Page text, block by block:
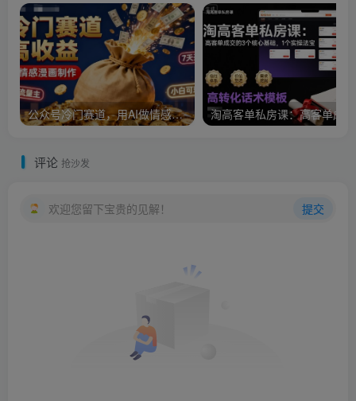
公众号冷门赛道，用AI做情感漫画，7天开通流量主，操作简单，小白可玩
评论 抢沙发
欢迎您留下宝贵的见解！ 提交